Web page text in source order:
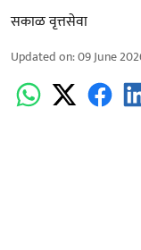
सकाळ वृत्तसेवा
Updated on:09 June